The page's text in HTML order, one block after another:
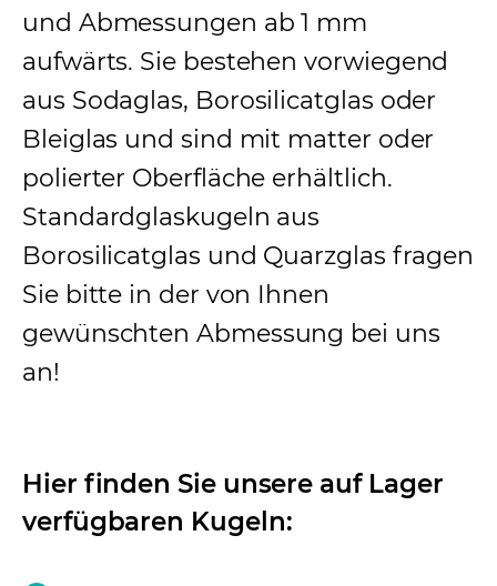
und Abmessungen ab 1 mm
aufwärts. Sie bestehen vorwiegend
aus Sodaglas, Borosilicatglas oder
Bleiglas und sind mit matter oder
polierter Oberfläche erhältlich.
Standardglaskugeln aus
Borosilicatglas und Quarzglas fragen
Sie bitte in der von Ihnen
gewünschten Abmessung bei uns
an!
Hier finden Sie unsere auf Lager
verfügbaren Kugeln: